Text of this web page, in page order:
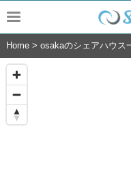
Home > osakaのシェアハウス